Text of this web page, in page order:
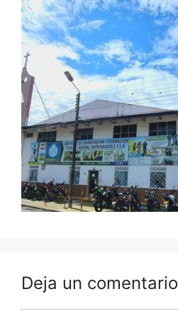
Deja un comentario